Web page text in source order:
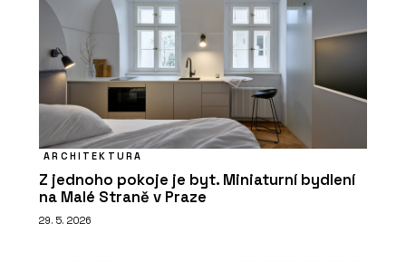
ARCHITEKTURA
Z jednoho pokoje je byt. Miniaturní bydlení
na Malé Straně v Praze
29. 5. 2026